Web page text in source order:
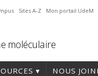
Sites A-Z Mon portail UdeM
moléculaire
NOUS